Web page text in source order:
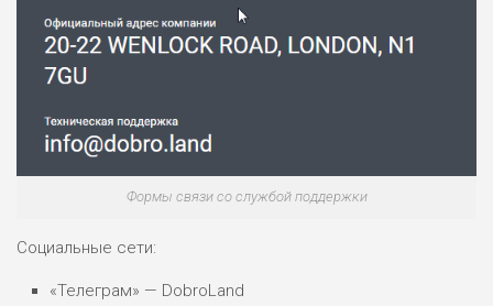
Формы связи со службой поддержки
Социальные сети:
«Телеграм» — DobroLand